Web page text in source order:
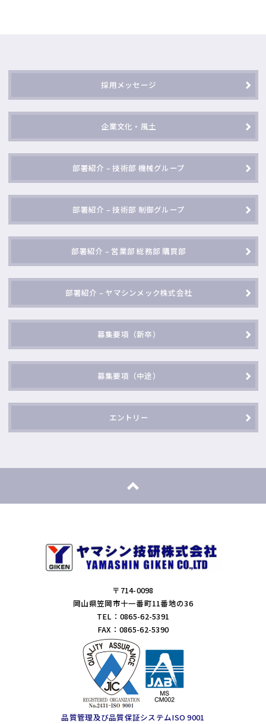
採用メッセージ
企業文化・風土
部署紹介 – 技術部 機械グループ
部署紹介 – 技術部 制御グループ
部署紹介 – 営業部 総務部 購買部
部署紹介 – ヤマシンメック株式会社
募集要項（新卒）
募集要項（中途）
エントリー
〒714-0098
岡山県笠岡市十一番町11番地の36
TEL：0865-62-5391
FAX：0865-62-5390
品質管理及び品質保証システムISO 9001